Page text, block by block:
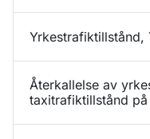
Yrkestrafiktillstånd,
Återkallelse av
taxitrafiktillstånd